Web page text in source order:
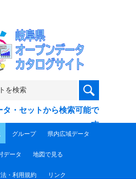
タ・セットから検索可能で
す
グループ 県内広域データ
データ 地図で見る
・利用規約 リンク